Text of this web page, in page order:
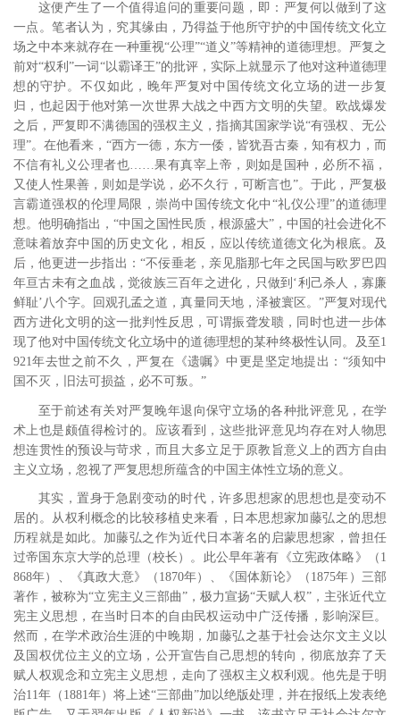
这便产生了一个值得追问的重要问题，即：严复何以做到了这
一点。笔者认为，究其缘由，乃得益于他所守护的中国传统文化立
场之中本来就存在一种重视“公理”“道义”等精神的道德理想。严复之
前对“权利”一词“以霸译王”的批评，实际上就显示了他对这种道德理
想的守护。不仅如此，晚年严复对中国传统文化立场的进一步复
归，也起因于他对第一次世界大战之中西方文明的失望。欧战爆发
之后，严复即不满德国的强权主义，指摘其国家学说“有强权、无公
理”。 在他看来，“西方一德，东方一倭，皆犹吾古秦，知有权力，而
不信有礼义公理者也……果有真宰上帝，则如是国种，必所不福，
又使人性果善，则如是学说，必不久行，可断言也”。 于此，严复极
言霸道强权的伦理局限，崇尚中国传统文化中“礼仪公理”的道德理
想。他明确指出，“中国之国性民质，根源盛大”，中国的社会进化不
意味着放弃中国的历史文化，相反，应以传统道德文化为根底。 及
后，他更进一步指出：“不佞垂老，亲见脂那七年之民国与欧罗巴四
年亘古未有之血战，觉彼族三百年之进化，只做到‘利己杀人，寡廉
鲜耻’八个字。回观孔孟之道，真量同天地，泽被寰区。”严复对现代
西方进化文明的这一批判性反思，可谓振聋发聩，同时也进一步体
现了他对中国传统文化立场中的道德理想的某种终极性认同。及至1
921年去世之前不久，严复在《遗嘱》中更是坚定地提出：“须知中
国不灭，旧法可损益，必不可叛。”
至于前述有关对严复晚年退向保守立场的各种批评意见，在学
术上也是颇值得检讨的。应该看到，这些批评意见均存在对人物思
想连贯性的预设与苛求，而且大多立足于原教旨意义上的西方自由
主义立场，忽视了严复思想所蕴含的中国主体性立场的意义。
其实，置身于急剧变动的时代，许多思想家的思想也是变动不
居的。从权利概念的比较移植史来看，日本思想家加藤弘之的思想
历程就是如此。加藤弘之作为近代日本著名的启蒙思想家，曾担任
过帝国东京大学的总理（校长）。此公早年著有《立宪政体略》（1
868年）、《真政大意》（1870年）、《国体新论》（1875年）三部
著作，被称为“立宪主义三部曲”，极力宣扬“天赋人权”，主张近代立
宪主义思想，在当时日本的自由民权运动中广泛传播，影响深巨。
然而，在学术政治生涯的中晚期，加藤弘之基于社会达尔文主义以
及国权优位主义的立场，公开宣告自己思想的转向，彻底放弃了天
赋人权观念和立宪主义思想，走向了强权主义权利观。他先是于明
治11年（1881年）将上述“三部曲”加以绝版处理，并在报纸上发表绝